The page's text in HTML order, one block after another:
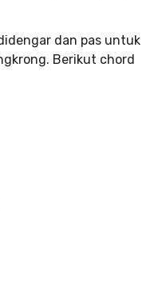
dan pas untuk
Berikut chord